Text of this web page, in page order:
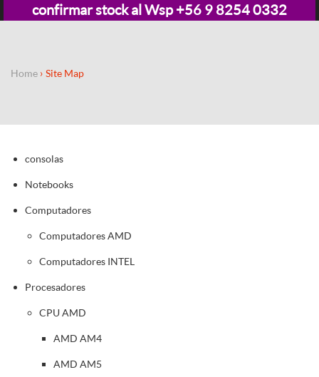
confirmar stock al Wsp +56 9 8254 0332
Home Site Map
consolas
Notebooks
Computadores
Computadores AMD
Computadores INTEL
Procesadores
CPU AMD
AMD AM4
AMD AM5